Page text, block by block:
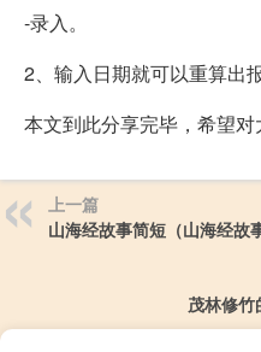
-录入。
2、输入日期就可以重算出报
本文到此分享完毕，希望对
上一篇
山海经故事简短（山海经故
茂林修竹